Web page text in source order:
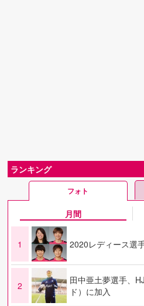
ランキング
フォト
月間
1 2020レディース選
2
田中亜土夢選手、
ド）に加入